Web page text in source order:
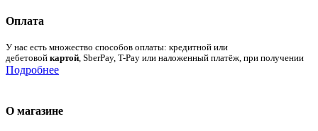
Оплата
У нас есть множество способов оплаты: кредитной или
дебетовой картой, SberPay, T-Pay или наложенный платёж, при получении
Подробнее
О магазине